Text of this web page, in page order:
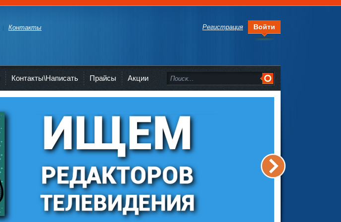
Регистрация Войти
Контакты
Контакты\Написать Прайсы Акции